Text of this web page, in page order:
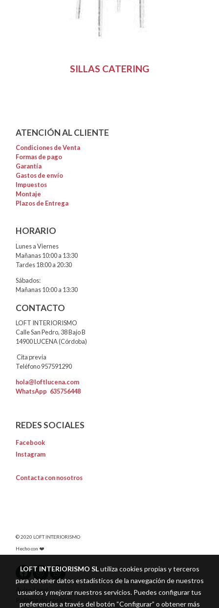
SILLAS CATERING
ATENCIÓN AL CLIENTE
Condiciones de Venta
Formas de pago
Garantía
Gastos de envío
Impuestos
Montaje
Plazos de Entrega
HORARIO
Lunes a Viernes
Mañanas 10:00 a 13:30
Tardes 18:00 a 20:30
Sábados:
Mañanas 10:00 a 13:30
CONTACTO
LOFT INTERIORISMO
Calle San Pedro, 38 Bajo B
14900 LUCENA (Córdoba)
Cita previa
Teléfono 957591290
hola@loftlucena.com
WhatsApp 635756448
REDES SOCIALES
Facebook
Instagram
Contacta con nosotros
© 2020 LOFT INTERIORISMO
Hecho con ❤️
Aviso legal
Política de cookies
LOFT INTERIORISMO SLutiliza cookies propias y terceros
para obtener datos estadísticos de la navegación de nuestros
usuarios y mejorar nuestros servicios. Puedes configurar tus
preferencias a través del botón “Configurar” o obtener más